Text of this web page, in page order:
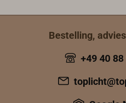
Bestelling,
+49 40